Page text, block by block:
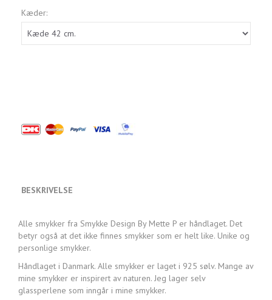
Kæder:
BESKRIVELSE
Alle smykker fra Smykke Design By Mette P er håndlaget. Det
betyr også at det ikke finnes smykker som er helt like. Unike og
personlige smykker.
Håndlaget i Danmark. Alle smykker er laget i 925 sølv. Mange av
mine smykker er inspirert av naturen. Jeg lager selv
glassperlene som inngår i mine smykker.